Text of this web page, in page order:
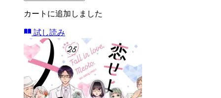
カートに追加しました
試し読み